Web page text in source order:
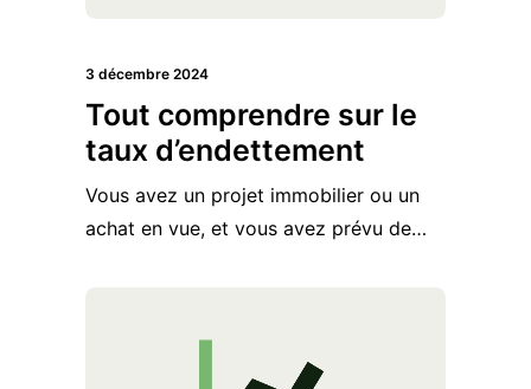
3 décembre 2024
Tout comprendre sur le
taux d’endettement
Vous avez un projet immobilier ou un
achat en vue, et vous avez prévu de…